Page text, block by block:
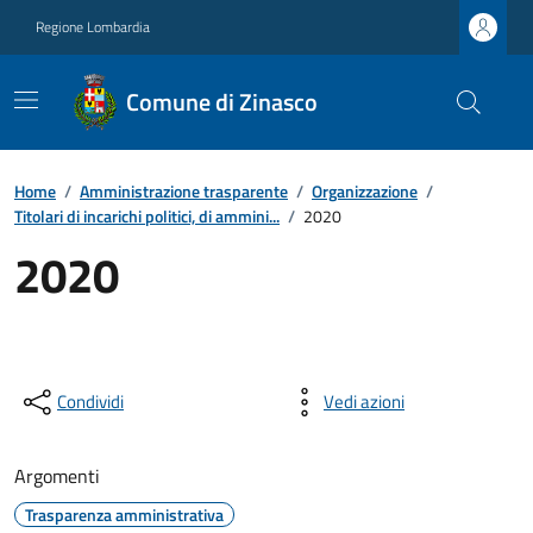
Regione Lombardia
Comune di Zinasco
Home / Amministrazione trasparente / Organizzazione /
Titolari di incarichi politici, di ammini... / 2020
2020
Condividi Vedi azioni
Argomenti
Trasparenza amministrativa